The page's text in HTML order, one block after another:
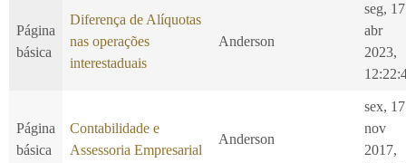
Página
básica
Diferença de Alíquotas
nas operações
interestaduais
Anderson
seg, 17
abr
2023,
Página
básica
Contabilidade e
Assessoria Empresarial
Anderson
sex, 17
nov
2017,